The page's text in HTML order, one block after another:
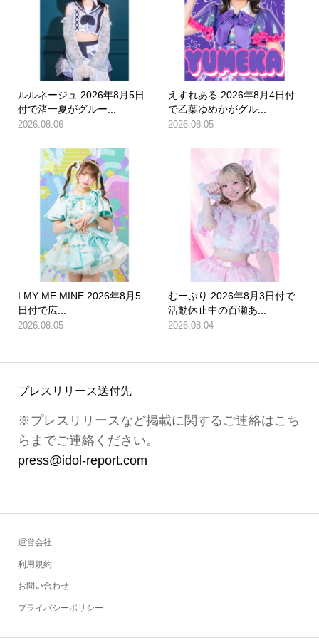
ルルネージュ 2026年8月5日
付で渚一夏がグルー...
2026.08.06
えすれある 2026年8月4日付
で乙葉ゆめかがグル...
2026.08.05
I MY ME MINE 2026年8月5
日付で広...
2026.08.05
むーぷり 2026年8月3日付で
活動休止中の百瀬あ...
2026.08.04
プレスリリース送付先
※プレスリリースなど掲載に関するご連絡はこち
らまでご連絡ください。
press@idol-report.com
運営会社
利用規約
お問い合わせ
プライバシーポリシー